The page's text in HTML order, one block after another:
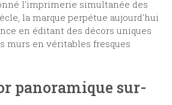
l'imprimerie simultanée des
la marque perpétue aujourd'hui
en éditant des décors uniques
murs en véritables fresques
panoramique sur-